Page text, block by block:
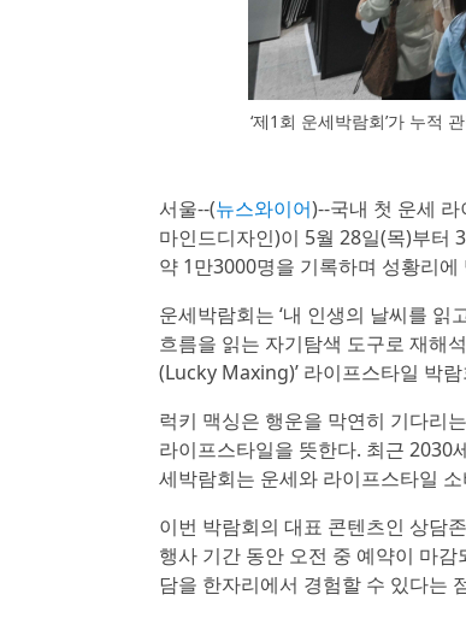
‘제1회 운세박람회’가 누적
서울--(뉴스와이어)--국내 첫 운세
마인드디자인)이 5월 28일(목)부터
약 1만3000명을 기록하며 성황리에
운세박람회는 ‘내 인생의 날씨를 읽
흐름을 읽는 자기탐색 도구로 재해
(Lucky Maxing)’ 라이프스타일 박
럭키 맥싱은 행운을 막연히 기다리
라이프스타일을 뜻한다. 최근 2030
세박람회는 운세와 라이프스타일
이번 박람회의 대표 콘텐츠인 상담
행사 기간 동안 오전 중 예약이 마
담을 한자리에서 경험할 수 있다는